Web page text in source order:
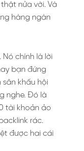
nửa vời. Và
hàng ngàn
Nó chính là lời
bạn đứng
sân khấu hội
nghe. Đó là
tài khoản ảo
rác.
được hai cái